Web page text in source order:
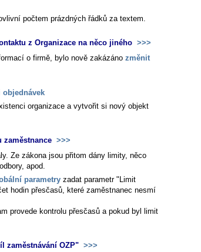
počtem prázdných řádků za textem.
z Organizace na něco jiného >>>
o firmě, bylo nově zakázáno změnit
organizace a vytvořit si nový objekt
zaměstnance >>>
Ze zákona jsou přitom dány limity, něco
apod.
parametry zadat parametr "Limit
hodin přesčasů, které zaměstnanec nesmí
provede kontrolu přesčasů a pokud byl limit
zaměstnávání OZP" >>>